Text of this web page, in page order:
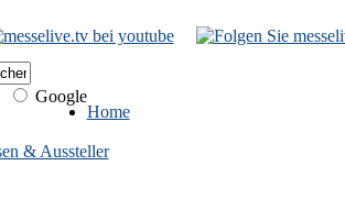
Google
Home
& Aussteller